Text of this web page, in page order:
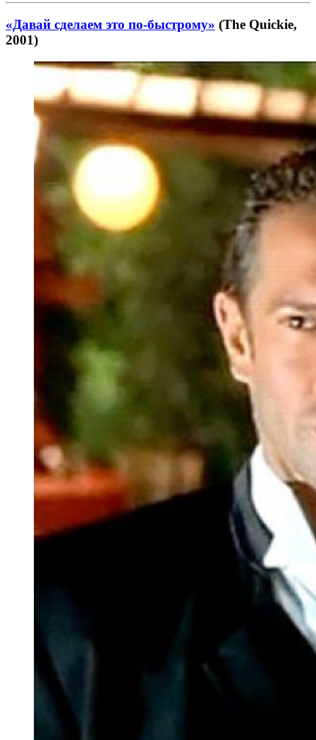
«Давай сделаем это по-быстрому» (The Quickie,
2001)